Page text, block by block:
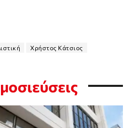
Χρήστος Κάτσιος